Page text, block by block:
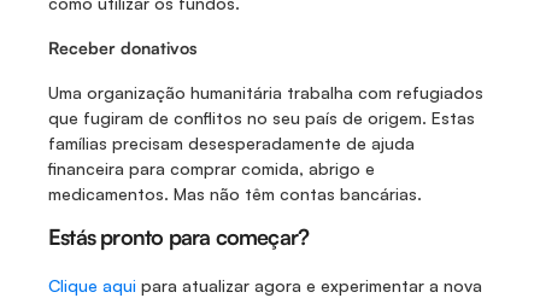
Receber donativos
Uma organização humanitária trabalha com refugiados
que fugiram de conflitos no seu país de origem. Estas
famílias precisam desesperadamente de ajuda
financeira para comprar comida, abrigo e
medicamentos. Mas não têm contas bancárias.
Estás pronto para começar?
Clique aqui para atualizar agora e experimentar a nova